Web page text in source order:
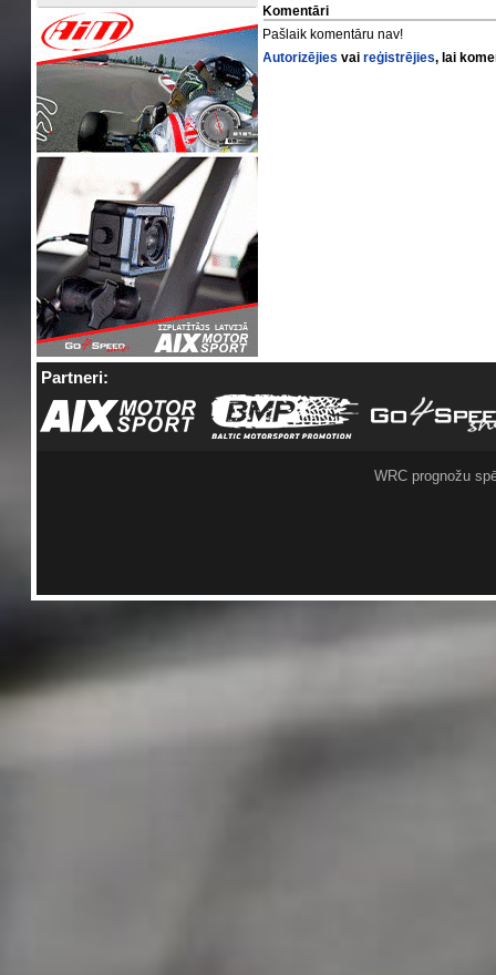
Komentāri
Pašlaik komentāru nav!
Autorizējies vaireģistrējies, lai
Partneri:
WRC prognožu